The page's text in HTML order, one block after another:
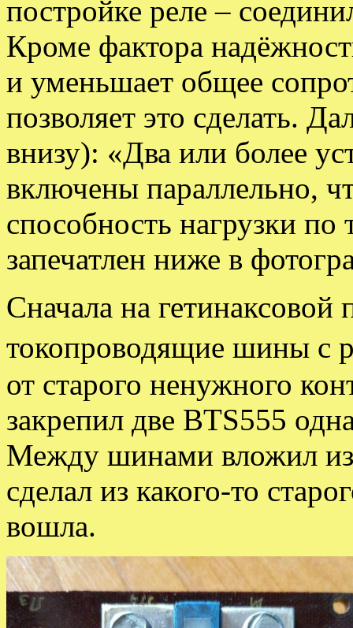
постройке реле –
Кроме фактора
и уменьшает общее
позволяет это сделать.
внизу): «Два или более
включены параллельно,
способность нагрузки по
запечатлен ниже в
Сначала на гетинаксовой
токопроводящие шины с
от старого ненужного
закрепил две BTS555
Между шинами вложил
сделал из какого-то
вошла.